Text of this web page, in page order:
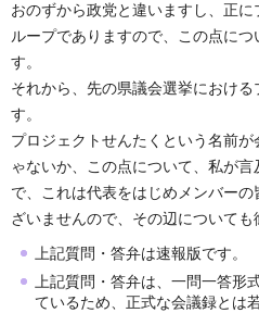
おのずから政党と違いますし、正
ループでありますので、この点に
す。
それから、先の県議会選挙におけ
す。
プロジェクトせんたくという名前
ゃないか、この点について、私が
で、これは代表をはじめメンバー
ざいませんので、その辺についても
上記質問・答弁は速報版です。
上記質問・答弁は、一問一答形
ているため、正式な会議録とは